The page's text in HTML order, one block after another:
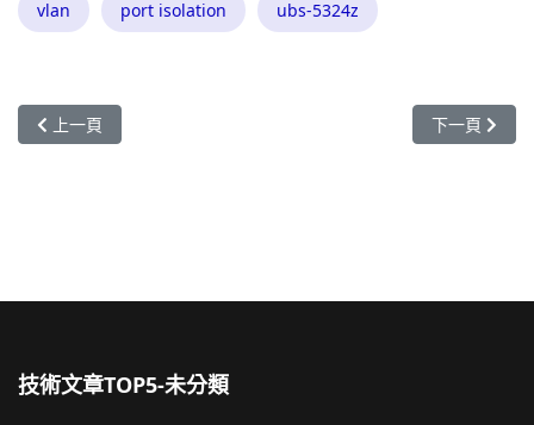
vlan port isolation ubs-5324z
上一篇文章: UBS-5008透過Radius做802.1x的驗證(Windows XP
上一頁 下一篇文章:
下一頁
技術文章TOP5-未分類